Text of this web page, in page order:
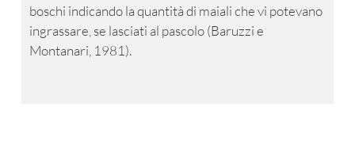
boschi indicando la quantità di maiali che vi potevano
ingrassare, se lasciati al pascolo (Baruzzi e
Montanari, 1981).